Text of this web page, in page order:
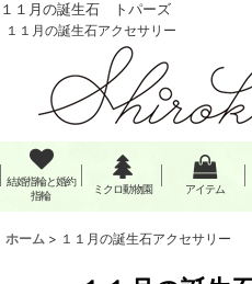
１１月の誕生石 トパーズ
１１月の誕生石アクセサリー
結婚指輪と婚約
指輪
ミクロ動物園 アイテム
ホーム > １１月の誕生石アクセサリー